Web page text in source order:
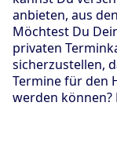
anbieten, aus
Möchtest Du
privaten
sicherzustellen,
Termine für den
werden können?